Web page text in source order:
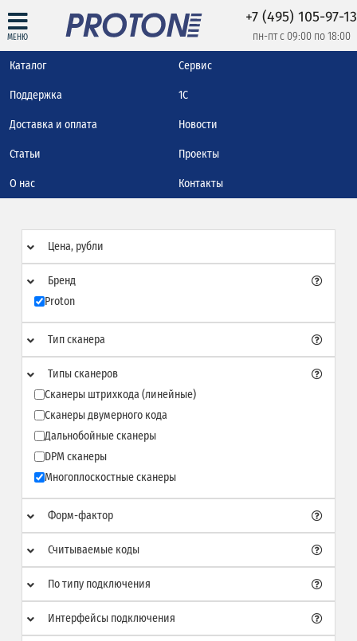
МЕНЮ
+7 (495) 105-97-13
пн-пт с 09:00 по 18:00
Каталог Сервис
Поддержка 1С
Доставка и оплата Новости
Статьи Проекты
О нас Контакты
Цена, рубли
Бренд
Proton
Тип сканера
Типы сканеров
Сканеры штрихкода (линейные)
Сканеры двумерного кода
Дальнобойные сканеры
DPM сканеры
Многоплоскостные сканеры
Форм-фактор
Считываемые коды
По типу подключения
Интерфейсы подключения